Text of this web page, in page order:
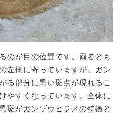
のが目の位置です。両者とも
左側に寄っていますが、ガン
る部分に黒い斑点が現れるこ
やすくなっています。全体に
斑がガンゾウヒラメの特徴と